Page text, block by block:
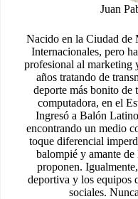
Juan
Nacido en la Ciudad de
Internacionales, pero
profesional al marketing
años tratando de
deporte más bonito de
computadora, en el
Ingresó a Balón
encontrando un medio
toque diferencial
balompié y amante
proponen.
deportiva y los equipos
sociales.